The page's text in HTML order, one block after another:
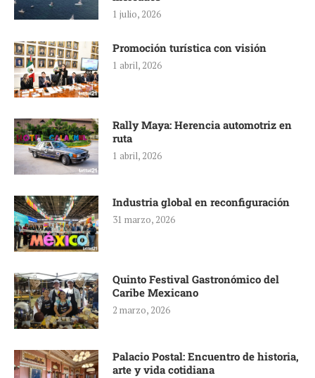
1 julio, 2026
Promoción turística con visión
1 abril, 2026
Rally Maya: Herencia automotriz en
ruta
1 abril, 2026
Industria global en reconfiguración
31 marzo, 2026
Quinto Festival Gastronómico del
Caribe Mexicano
2 marzo, 2026
Palacio Postal: Encuentro de historia,
arte y vida cotidiana